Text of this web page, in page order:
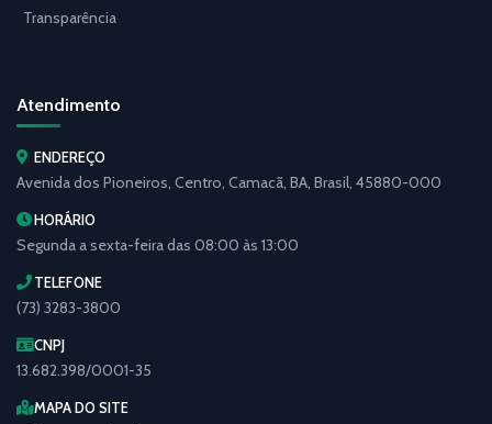
Transparência
Atendimento
ENDEREÇO
Avenida dos Pioneiros, Centro, Camacã, BA, Brasil, 45880-000
HORÁRIO
Segunda a sexta-feira das 08:00 às 13:00
TELEFONE
(73) 3283-3800
CNPJ
13.682.398/0001-35
MAPA DO SITE